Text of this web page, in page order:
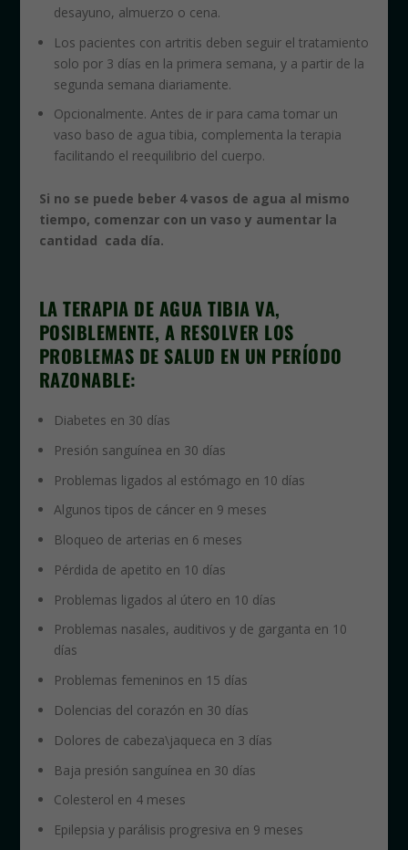
desayuno, almuerzo o cena.
Los pacientes con artritis deben seguir el tratamiento
solo por 3 días en la primera semana, y a partir de la
segunda semana diariamente.
Opcionalmente. Antes de ir para cama tomar un
vaso baso de agua tibia, complementa la terapia
facilitando el reequilibrio del cuerpo.
Si no se puede beber 4 vasos de agua al mismo
tiempo, comenzar con un vaso y aumentar la
cantidad cada día.
LA TERAPIA DE AGUA TIBIA VA,
POSIBLEMENTE, A RESOLVER LOS
PROBLEMAS DE SALUD EN UN PERÍODO
RAZONABLE:
Diabetes en 30 días
Presión sanguínea en 30 días
Problemas ligados al estómago en 10 días
Algunos tipos de cáncer en 9 meses
Bloqueo de arterias en 6 meses
Pérdida de apetito en 10 días
Problemas ligados al útero en 10 días
Problemas nasales, auditivos y de garganta en 10
días
Problemas femeninos en 15 días
Dolencias del corazón en 30 días
Dolores de cabeza\jaqueca en 3 días
Baja presión sanguínea en 30 días
Colesterol en 4 meses
Epilepsia y parálisis progresiva en 9 meses